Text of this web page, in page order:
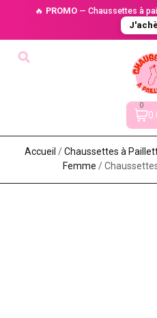
🔥 PROMO — Chaussettes à
0
Accueil /Chaussettes à
Femme /